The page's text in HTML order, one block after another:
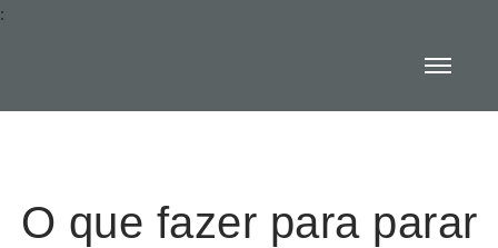
:
O que fazer para parar